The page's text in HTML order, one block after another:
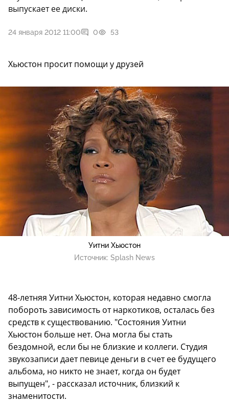
выпускает ее диски.
24 января 2012 11:00 0 53
Хьюстон просит помощи у друзей
Уитни Хьюстон
Источник: Splash News
48-летняя Уитни Хьюстон, которая недавно смогла
побороть зависимость от наркотиков, осталась без
средств к существованию. "Состояния Уитни
Хьюстон больше нет. Она могла бы стать
бездомной, если бы не близкие и коллеги. Студия
звукозаписи дает певице деньги в счет ее будущего
альбома, но никто не знает, когда он будет
выпущен", - рассказал источник, близкий к
знаменитости.